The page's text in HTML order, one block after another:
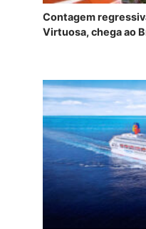
Contagem
Virtuosa, chega ao